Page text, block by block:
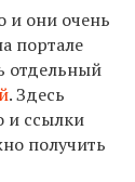
и они очень
портале
отдельный
. Здесь
и ссылки
получить